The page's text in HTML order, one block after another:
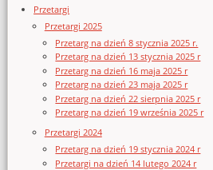
Przetargi
Przetargi 2025
Przetarg na dzień 8 stycznia 2025 r.
Przetarg na dzień 13 stycznia 2025 r
Przetarg na dzień 16 maja 2025 r
Przetarg na dzień 23 maja 2025 r
Przetarg na dzień 22 sierpnia 2025 r
Przetarg na dzień 19 września 2025 r
Przetargi 2024
Przetarg na dzień 19 stycznia 2024 r
Przetargi na dzień 14 lutego 2024 r